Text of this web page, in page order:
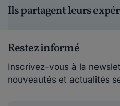
Ils partagent leurs
Restez informé
Inscrivez-vous à la
nouveautés et actualités